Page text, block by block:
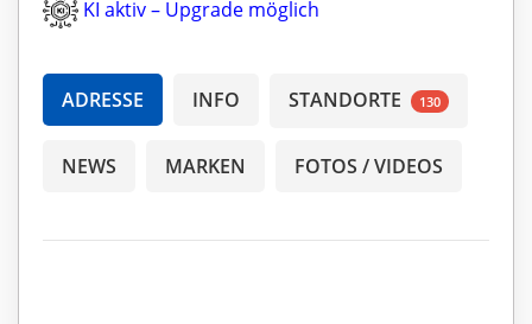
KI aktiv – Upgrade möglich
ADRESSE INFO STANDORTE 130
NEWS MARKEN FOTOS / VIDEOS